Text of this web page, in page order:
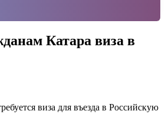
Катара виза в
виза для въезда в Российскую